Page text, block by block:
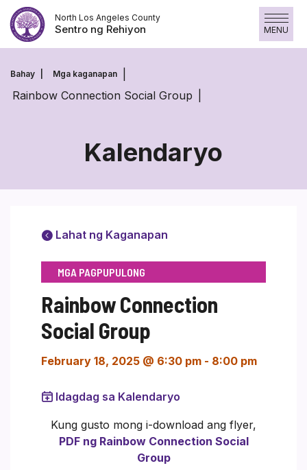
Laktawan
ang
nilalaman
North Los Angeles County
Sentro ng Rehiyon MENU
Bahay Mga kaganapan
Rainbow Connection Social Group
Kalendaryo
Lahat ng Kaganapan
MGA PAGPUPULONG
Rainbow Connection
Social Group
February 18, 2025 @ 6:30 pm - 8:00 pm
Idagdag sa Kalendaryo
Kung gusto mong i-download ang flyer,
PDF ng Rainbow Connection Social
Group